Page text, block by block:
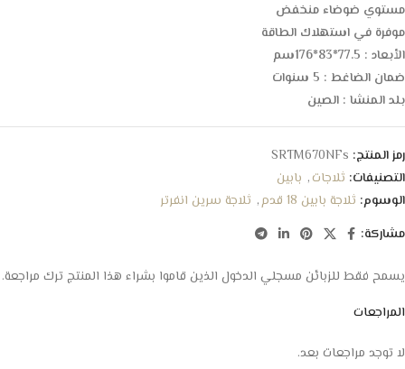
مستوي ضوضاء منخفض
موفرة في استهلاك الطاقة
الأبعاد : 77.5*83*176سم
ضمان الضاغط : 5 سنوات
بلد المنشا : الصين
رمز المنتج: SRTM670NFs
التصنيفات: ثلاجات, بابين
الوسوم: ثلاجة بابين 18 قدم , ثلاجة سرين انفرتر
مشاركة:
المراجعات
لا توجد مراجعات بعد.
يسمح فقط للزبائن مسجلي الدخول الذين قاموا بشراء هذا المنتج ترك مراجعة.